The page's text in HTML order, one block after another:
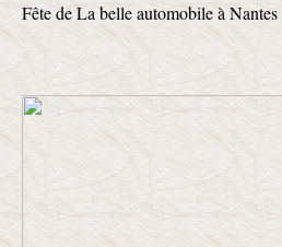
Fête de La belle automobile à Nantes